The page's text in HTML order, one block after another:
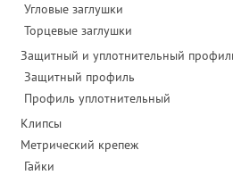
Угловые заглушки
Торцевые заглушки
Защитный и уплотнительный
Защитный профиль
Профиль уплотнительный
Клипсы
Метрический крепеж
Гайки